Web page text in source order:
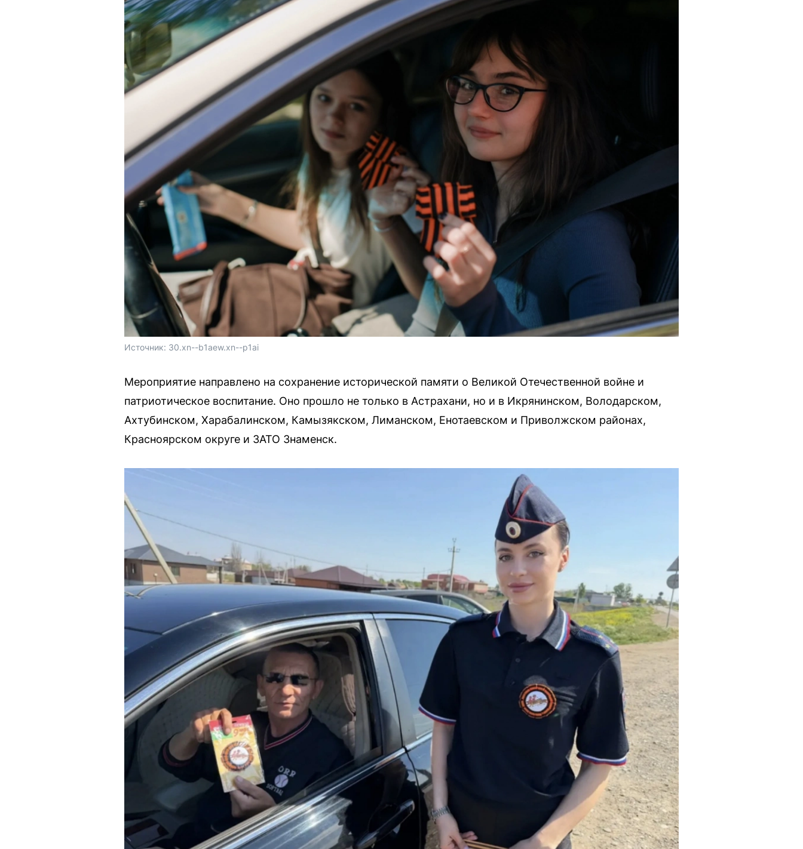
Источник: 30.xn--b1aew.xn--p1ai
Мероприятие направлено на сохранение исторической памяти о Великой Отечественной войне и
патриотическое воспитание. Оно прошло не только в Астрахани, но и в Икрянинском, Володарском,
Ахтубинском, Харабалинском, Камызякском, Лиманском, Енотаевском и Приволжском районах,
Красноярском округе и ЗАТО Знаменск.